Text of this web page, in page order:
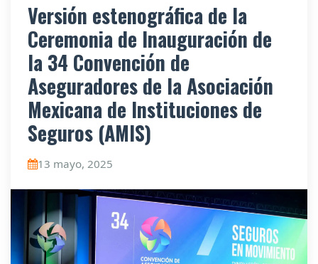
Versión estenográfica de la
Ceremonia de Inauguración de
la 34 Convención de
Aseguradores de la Asociación
Mexicana de Instituciones de
Seguros (AMIS)
13 mayo, 2025